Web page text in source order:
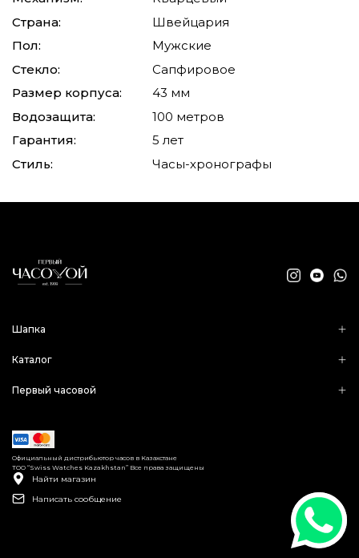
Страна:
Швейцария
Пол:
Мужские
Стекло:
Сапфировое
Размер корпуса:
43 мм
Водозащита:
100 метров
Гарантия:
5 лет
Стиль:
Часы-хронографы
Шапка
Каталог
Первый часовой
Найти магазин
Написать сообщение
ТОО “Swiss Watches Kazakhstan” Все права защищены
Официальный дистрибьютор часов в Казахстане